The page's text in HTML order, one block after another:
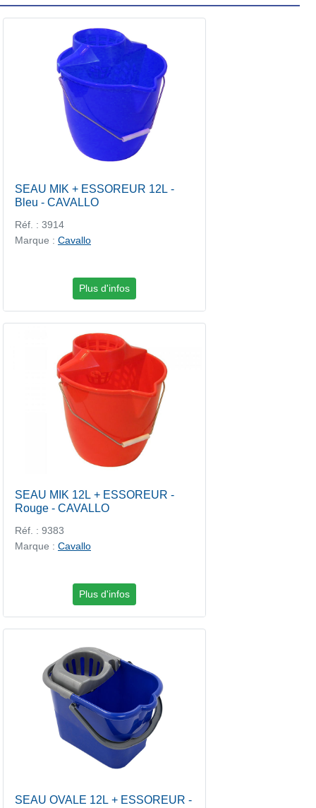
SEAU MIK + ESSOREUR 12L -
Bleu - CAVALLO
Réf. : 3914
Marque : Cavallo
Plus d'infos
SEAU MIK 12L + ESSOREUR -
Rouge - CAVALLO
Réf. : 9383
Marque : Cavallo
Plus d'infos
SEAU OVALE 12L + ESSOREUR -